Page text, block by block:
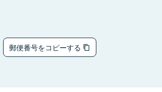
郵便番号をコピーする